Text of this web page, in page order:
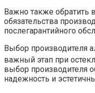
Важно также обратить
обязательства
послегарантийного
Выбор производителя
важный этап при
выбор производителя
надежность и